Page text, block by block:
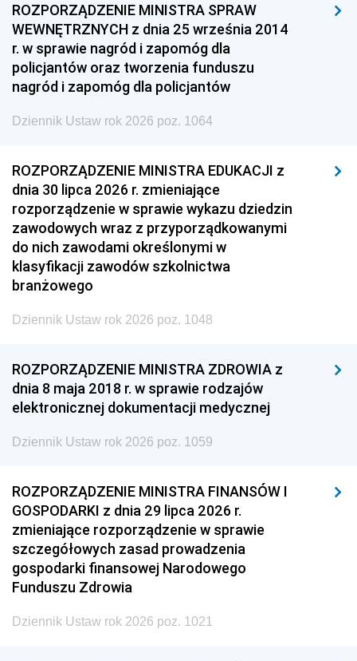
ROZPORZĄDZENIE MINISTRA SPRAW
WEWNĘTRZNYCH z dnia 25 września 2014
r. w sprawie nagród i zapomóg dla
policjantów oraz tworzenia funduszu
nagród i zapomóg dla policjantów
Dziennik Ustaw rok 2026 poz. 1064
ROZPORZĄDZENIE MINISTRA EDUKACJI z
dnia 30 lipca 2026 r. zmieniające
rozporządzenie w sprawie wykazu dziedzin
zawodowych wraz z przyporządkowanymi
do nich zawodami określonymi w
klasyfikacji zawodów szkolnictwa
branżowego
Dziennik Ustaw rok 2026 poz. 1048
ROZPORZĄDZENIE MINISTRA ZDROWIA z
dnia 8 maja 2018 r. w sprawie rodzajów
elektronicznej dokumentacji medycznej
Dziennik Ustaw rok 2026 poz. 1059
ROZPORZĄDZENIE MINISTRA FINANSÓW I
GOSPODARKI z dnia 29 lipca 2026 r.
zmieniające rozporządzenie w sprawie
szczegółowych zasad prowadzenia
gospodarki finansowej Narodowego
Funduszu Zdrowia
Dziennik Ustaw rok 2026 poz. 1021